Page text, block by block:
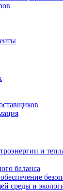
и
баланса
среды и